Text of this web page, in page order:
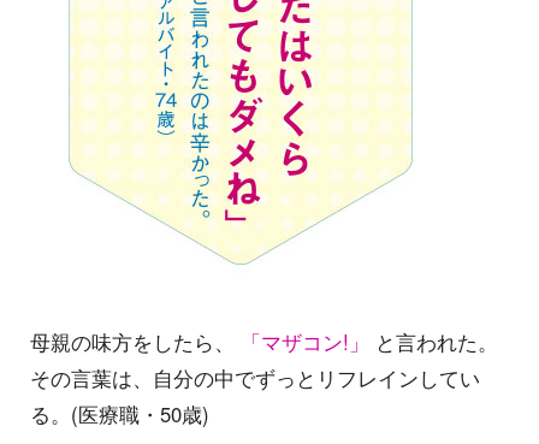
母親の味方をしたら、 「マザコン!」
と言われた。
その言葉は、自分の中でずっとリフレインしてい
る。(医療職・50歳)